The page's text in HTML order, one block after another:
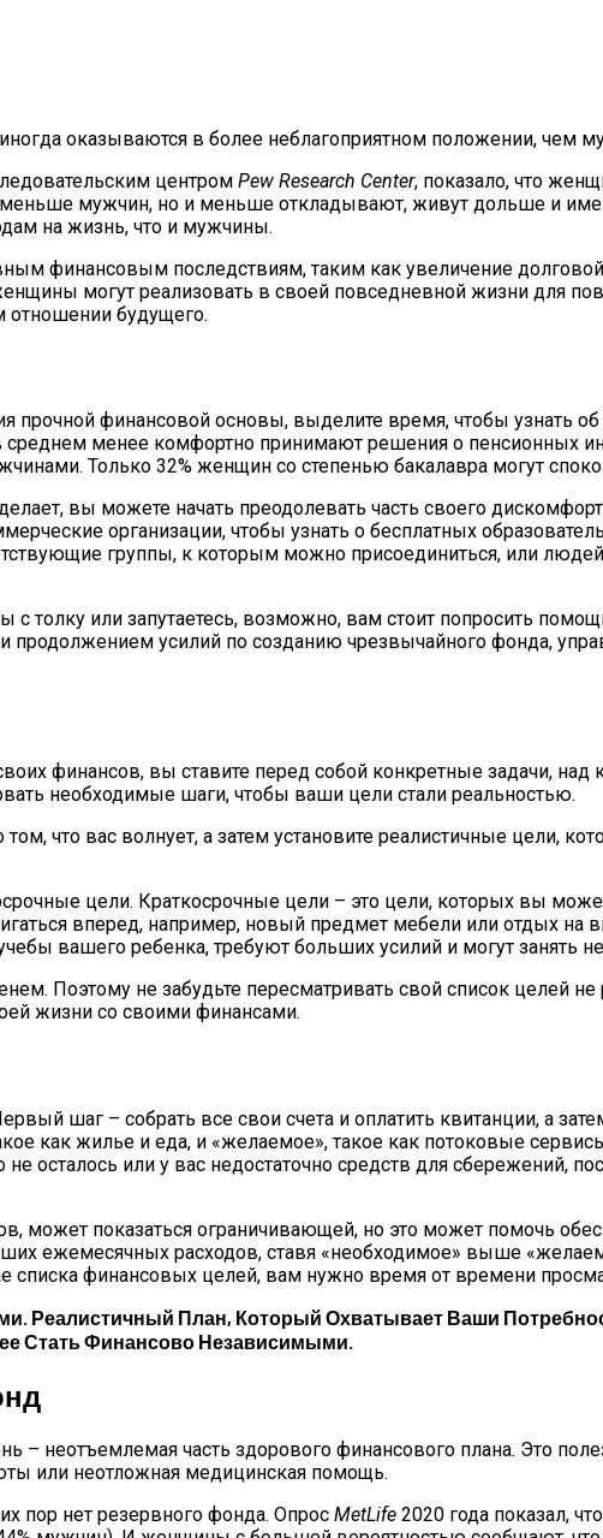
Бизнеса 2019
С Изоляцией
оказываются в более неблагоприятном положении, чем
центром Pew Research Center, показало, что
мужчин, но и меньше откладывают, живут дольше и
на жизнь, что и мужчины.
финансовым последствиям, таким как увеличение
могут реализовать в своей повседневной жизни для
отношении будущего.
прочной финансовой основы, выделите время, чтобы узнать
менее комфортно принимают решения о пенсионных
Только 32% женщин со степенью бакалавра могут
вы можете начать преодолевать часть своего
организации, чтобы узнать о бесплатных
группы, к которым можно присоединиться, или
с толку или запутаетесь, возможно, вам стоит попросить
продолжением усилий по созданию чрезвычайного фонда,
финансов, вы ставите перед собой конкретные задачи,
необходимые шаги, чтобы ваши цели стали реальностью.
что вас волнует, а затем установите реалистичные цели,
цели. Краткосрочные цели – это цели, которых вы
вперед, например, новый предмет мебели или отдых на
вашего ребенка, требуют больших усилий и могут занять
Поэтому не забудьте пересматривать свой список целей
жизни со своими финансами.
шаг – собрать все свои счета и оплатить квитанции, а
как жилье и еда, и «желаемое», такое как потоковые
не осталось или у вас недостаточно средств для сбережений,
может показаться ограничивающей, но это может помочь
ежемесячных расходов, ставя «необходимое» выше
списка финансовых целей, вам нужно время от времени
План, Который Охватывает Ваши
Стать Финансово Независимыми.
неотъемлемая часть здорового финансового плана. Это
или неотложная медицинская помощь.
пор нет резервного фонда. Опрос MetLife 2020 года показал,